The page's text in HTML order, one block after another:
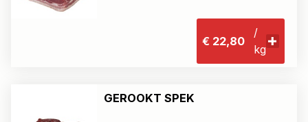
€ 22,80
/
kg
GEROOKT SPEK